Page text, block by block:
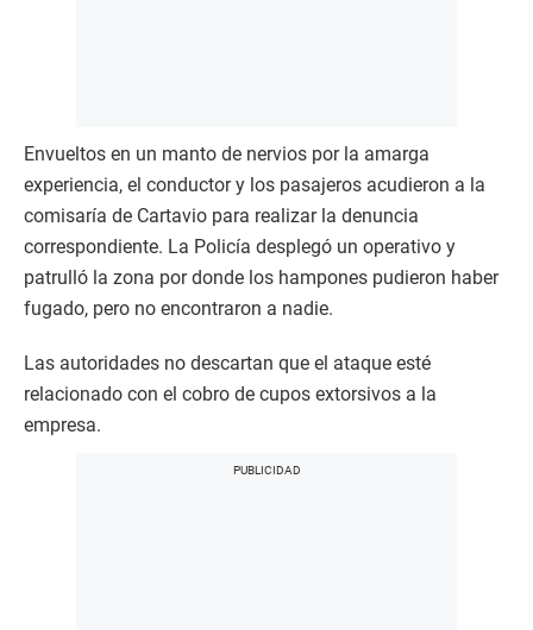
Envueltos en un manto de nervios por la amarga
experiencia, el conductor y los pasajeros acudieron a la
comisaría de Cartavio para realizar la denuncia
correspondiente. La Policía desplegó un operativo y
patrulló la zona por donde los hampones pudieron haber
fugado, pero no encontraron a nadie.
Las autoridades no descartan que el ataque esté
relacionado con el cobro de cupos extorsivos a la
empresa.